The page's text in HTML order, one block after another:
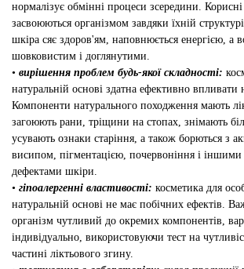
нормалізує обмінні процеси зсередини.
засвоюються організмом завдяки їхній
шкіра сяє здоров'ям, наповнюється енергією, а
шовковистим і доглянутими.
• вирішення проблем будь-якої складності:
натуральній основі здатна ефективно впливати
Компоненти натурального походження мають
загоюють рани, тріщини на стопах, знімають
усувають ознаки старіння, а також борються з
висипом, пігментацією, почервоніння і іншими
дефектами шкіри.
• гіпоалергенні властивості: косметика для
натуральній основі не має побічних ефектів.
організм чутливий до окремих компонентів,
індивідуально, використовуючи тест на
частині ліктьового згину.